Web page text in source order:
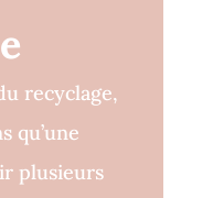
recyclage,
qu’une
plusieurs